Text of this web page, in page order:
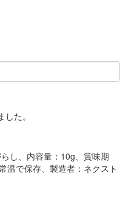
た。
し、内容量：10g、賞味期
温で保存、製造者：ネクスト